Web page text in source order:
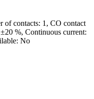
contacts: 1, CO contact
%, Continuous current:
No